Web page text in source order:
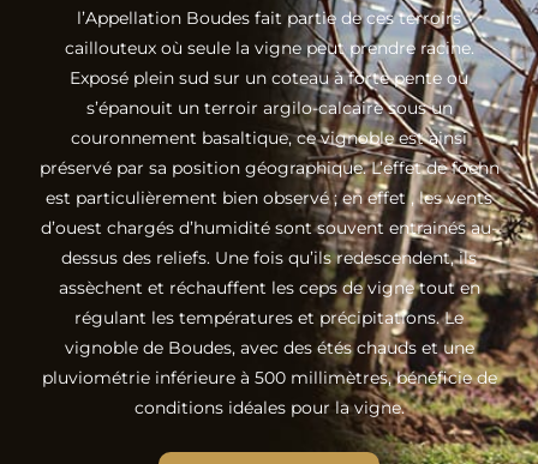
l’Appellation Boudes fait partie de ces terroirs
caillouteux où seule la vigne peut prendre racine.
Exposé plein sud sur un coteau à forte pente où
s’épanouit un terroir argilo-calcaire sous un
couronnement basaltique, ce vignoble est ainsi
préservé par sa position géographique. L’effet de foehn
est particulièrement bien observé ; en effet , les vents
d’ouest chargés d’humidité sont souvent entrainés au-
dessus des reliefs. Une fois qu’ils redescendent, ils
assèchent et réchauffent les ceps de vigne tout en
régulant les températures et précipitations. Le
vignoble de Boudes, avec des étés chauds et une
pluviométrie inférieure à 500 millimètres, bénéficie de
conditions idéales pour la vigne.